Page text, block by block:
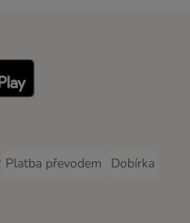
Method
Payment Method
Platba převodem
Platba převodem Payment
Dobírka
Dobírka